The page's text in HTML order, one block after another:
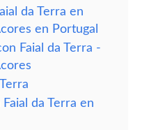
da Terra en
en Portugal
Faial da Terra -
da Terra en